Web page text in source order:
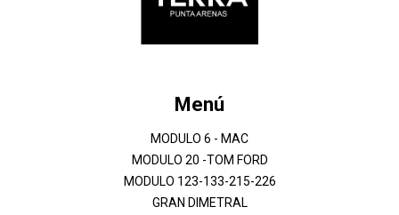
Menú
MODULO 6 - MAC
MODULO 20 -TOM FORD
MODULO 123-133-215-226
GRAN DIMETRAL